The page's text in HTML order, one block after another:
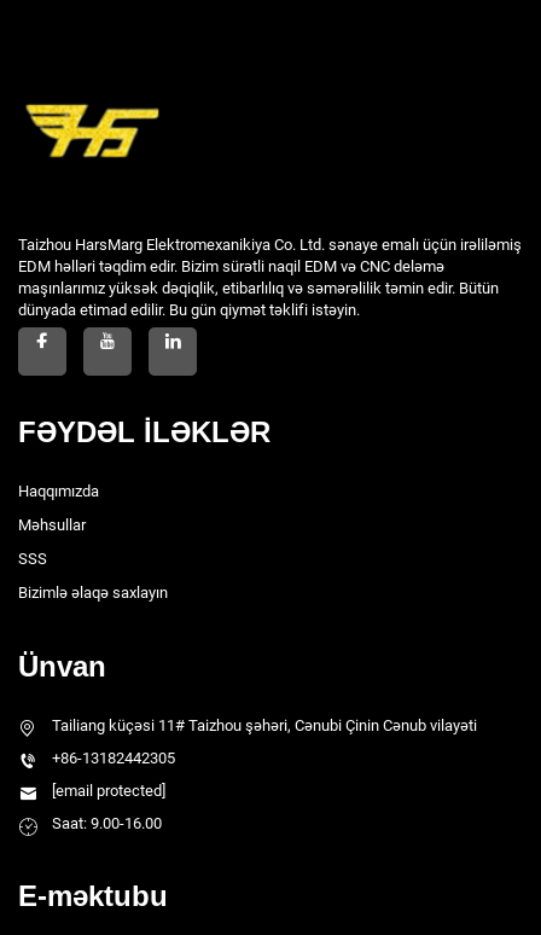
Taizhou HarsMarg Elektromexanikiya Co. Ltd. sənaye emalı üçün irəliləmiş
EDM həlləri təqdim edir. Bizim sürətli naqil EDM və CNC deləmə
maşınlarımız yüksək dəqiqlik, etibarlılıq və səmərəlilik təmin edir. Bütün
dünyada etimad edilir. Bu gün qiymət təklifi istəyin.
FƏYDƏL İLƏKLƏR
Haqqımızda
Məhsullar
SSS
Bizimlə əlaqə saxlayın
Ünvan
Tailiang küçəsi 11# Taizhou şəhəri, Cənubi Çinin Cənub vilayəti
+86-13182442305
[email protected]
Saat: 9.00-16.00
E-məktubu